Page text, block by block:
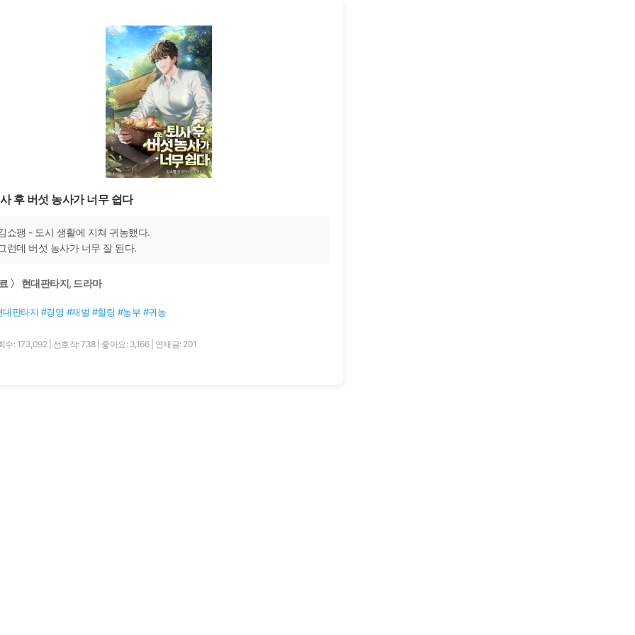
후 버섯 농사가 너무 쉽다
쇼팽 - 도시 생활에 지쳐 귀농했다.
런데 버섯 농사가 너무 잘 된다.
〉 현대판타지, 드라마
대판타지 #경영 #재벌 #힐링 #농부 #귀농
수: 173,092 선호작: 738 좋아요: 3,166 연재글: 201